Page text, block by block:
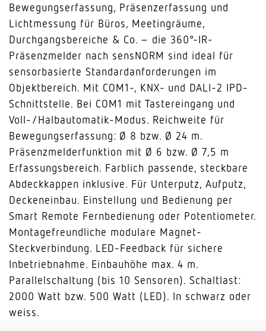
Bewegungserfassung, Präsenzerfassung und
Lichtmessung für Büros, Meetingräume,
Durchgangsbereiche & Co. – die 360°-IR-
Präsenzmelder nach sensNORM sind ideal für
sensorbasierte Standardanforderungen im
Objektbereich. Mit COM1-, KNX- und DALI-2 IPD-
Schnittstelle. Bei COM1 mit Tastereingang und
Voll-/Halbautomatik-Modus. Reichweite für
Bewegungserfassung: Ø 8 bzw. Ø 24 m.
Präsenzmelderfunktion mit Ø 6 bzw. Ø 7,5 m
Erfassungsbereich. Farblich passende, steckbare
Abdeckkappen inklusive. Für Unterputz, Aufputz,
Deckeneinbau. Einstellung und Bedienung per
Smart Remote Fernbedienung oder Potentiometer.
Montagefreundliche modulare Magnet-
Steckverbindung. LED-Feedback für sichere
Inbetriebnahme. Einbauhöhe max. 4 m.
Parallelschaltung (bis 10 Sensoren). Schaltlast:
2000 Watt bzw. 500 Watt (LED). In schwarz oder
weiss.